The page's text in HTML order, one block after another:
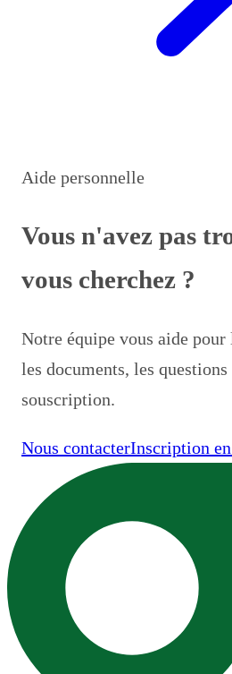
Aide personnelle
Vous n'avez pas
vous cherchez ?
Notre équipe vous aide pour
les documents, les
souscription.
Nous contacterInscription